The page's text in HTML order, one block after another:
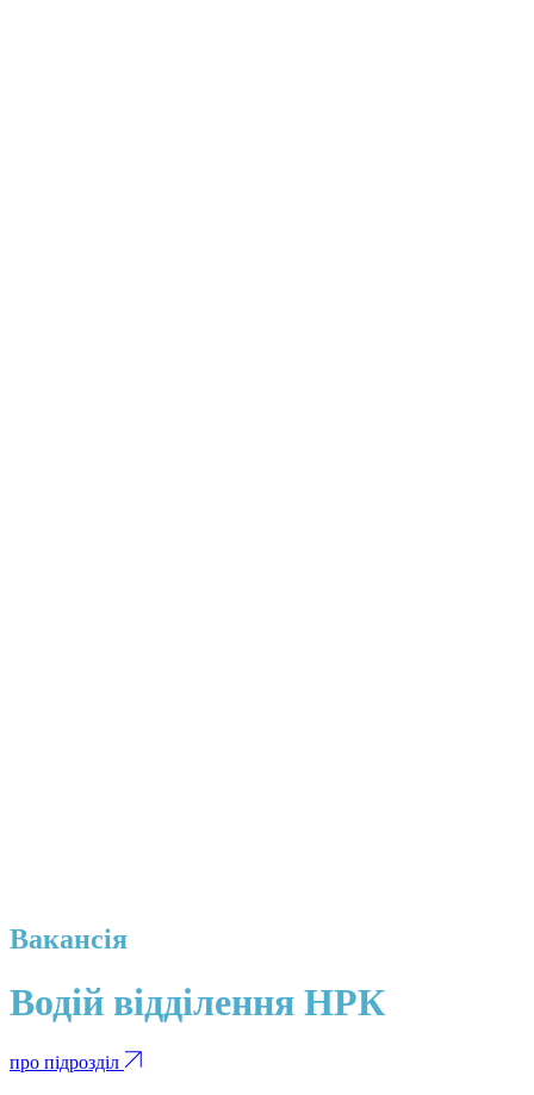
Вакансія
Водій відділення НРК
про підрозділ